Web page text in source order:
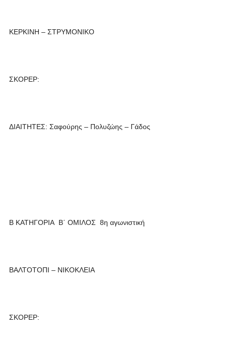
ΚΕΡΚΙΝΗ – ΣΤΡΥΜΟΝΙΚΟ
ΣΚΟΡΕΡ:
ΔΙΑΙΤΗΤΕΣ: Σαφούρης – Πολυζώης – Γάδος
Β ΚΑΤΗΓΟΡΙΑ Β΄ ΟΜΙΛΟΣ 8η αγωνιστική
ΒΑΛΤΟΤΟΠΙ – ΝΙΚΟΚΛΕΙΑ
ΣΚΟΡΕΡ: